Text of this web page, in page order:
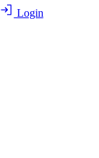
Login